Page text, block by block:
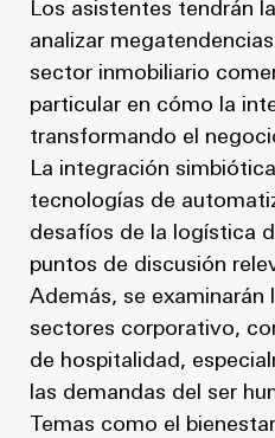
Los asistentes tendrán
analizar
sector inmobiliario
particular en cómo la
transformando el
La integración
tecnologías de
desafíos de la logística
puntos de discusión
Además, se examinarán
sectores corporativo,
de hospitalidad,
las demandas del ser
Temas como el